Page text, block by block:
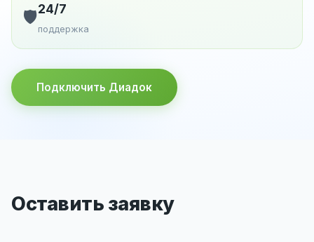
🛡️24/7
поддержка
Подключить Диадок
Оставить заявку